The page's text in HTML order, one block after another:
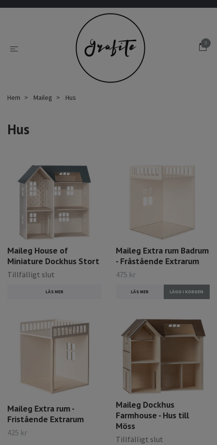
0
Hem Maileg Hus
Hus
Maileg House of
Miniature Dockhus Stort
Tillfälligt slut
LÄS MER
Maileg Extra rum Badrum
- Fråstående Extrarum
475 kr
LÄS MER
Maileg Extra rum -
Fristående Extrarum
425 kr
Maileg Dockhus
Farmhouse - Hus till
Möss
Tillfälligt slut